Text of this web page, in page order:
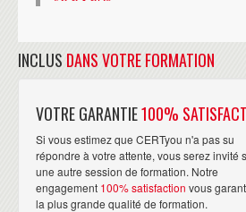
INCLUS DANS VOTRE FORMATION
VOTRE GARANTIE100%
Si vous estimez que CERTyou n'a pas su
répondre à votre attente, vous serez invité
une autre session de formation. Notre
engagement 100% satisfaction vous
la plus grande qualité de formation.